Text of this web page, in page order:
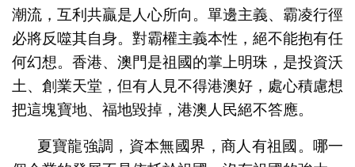
潮流，互利共贏是人心所向。單邊主義、霸凌行徑
必將反噬其自身。對霸權主義本性，絕不能抱有任
何幻想。香港、澳門是祖國的掌上明珠，是投資沃
土、創業天堂，但有人見不得港澳好，處心積慮想
把這塊寶地、福地毀掉，港澳人民絕不答應。
夏寶龍強調，資本無國界，商人有祖國。哪一